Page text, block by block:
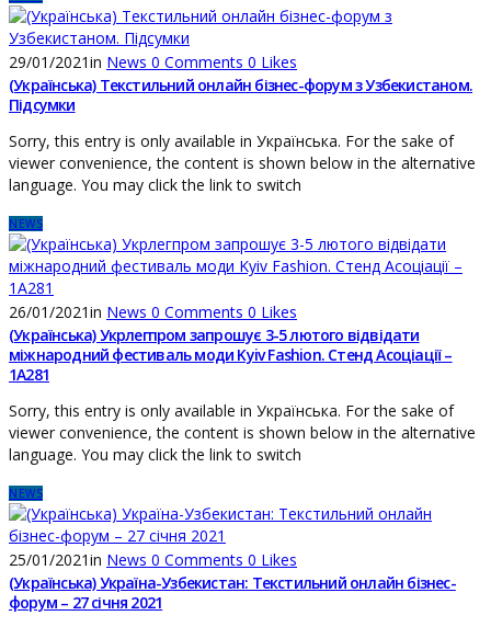
29/01/2021in News 0 Comments 0 Likes
(Українська) Текстильний онлайн бізнес-форум з Узбекистаном.
Підсумки
Sorry, this entry is only available in Українська. For the sake of
viewer convenience, the content is shown below in the alternative
language. You may click the link to switch
NEWS
26/01/2021in News 0 Comments 0 Likes
(Українська) Укрлегпром запрошує 3-5 лютого відвідати
міжнародний фестиваль моди Kyiv Fashion. Стенд Асоціації –
1А281
Sorry, this entry is only available in Українська. For the sake of
viewer convenience, the content is shown below in the alternative
language. You may click the link to switch
NEWS
25/01/2021in News 0 Comments 0 Likes
(Українська) Україна-Узбекистан: Текстильний онлайн бізнес-
форум – 27 січня 2021